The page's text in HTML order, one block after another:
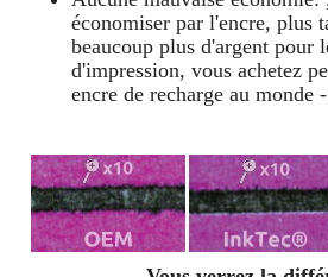
économiser par l'encre, plus
beaucoup plus d'argent pour
d'impression, vous achetez
encre de recharge au monde -